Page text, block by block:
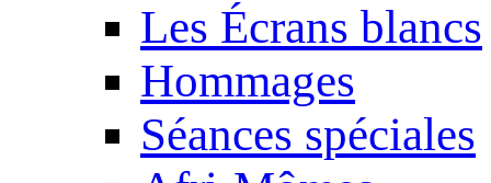
Les Écrans blancs
Hommages
Séances spéciales